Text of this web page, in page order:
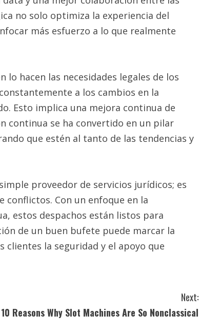
no solo optimiza la experiencia del
más esfuerzo a lo que realmente
hacen las necesidades legales de los
a los cambios en la
Esto implica una mejora continua de
continua se ha convertido en un pilar
que estén al tanto de las tendencias y
proveedor de servicios jurídicos; es
conflictos. Con un enfoque en la
estos despachos están listos para
de un buen bufete puede marcar la
clientes la seguridad y el apoyo que
Next:
10 Reasons Why Slot Machines Are So Nonclassical